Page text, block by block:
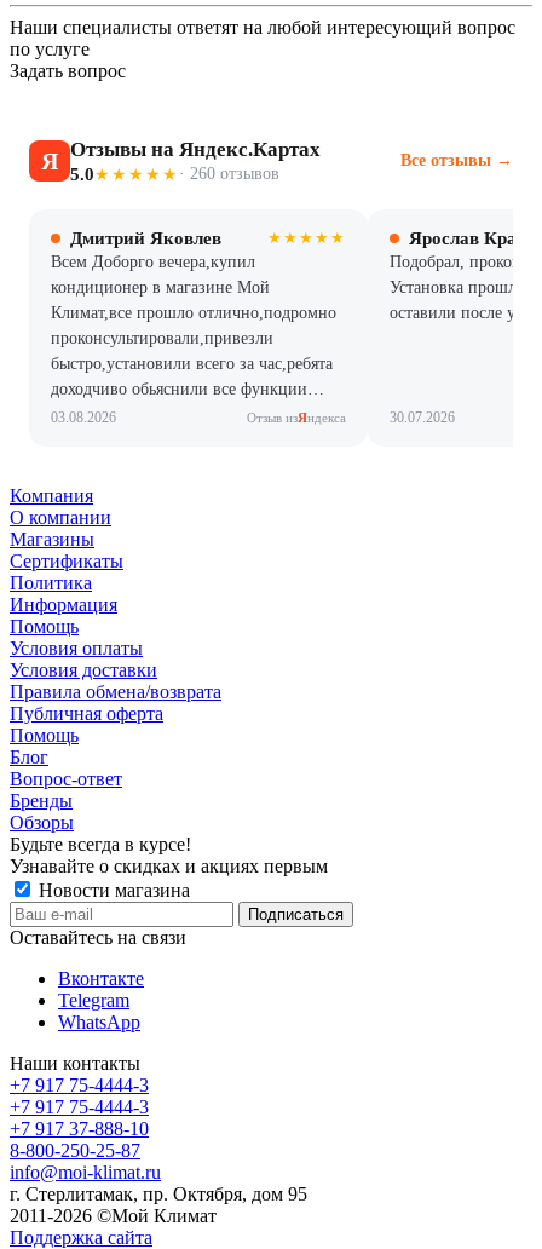
Наши специалисты ответят на любой интересующий вопрос
по услуге
Задать вопрос
Я Отзывы на Яндекс.Картах
5.0★★★★★ · 260 отзывов
Все отзывы →
Дмитрий Яковлев
★★★★★
Всем Доборго вечера,купил
кондиционер в магазине Мой
Климат,все прошло отлично,подромно
проконсультировали,привезли
быстро,установили всего за час,ребята
доходчиво обьяснили все функции
кондера. Я очень рад,всем рекомендую!
03.08.2026 Отзыв изЯндекса
Ярослав
Подобрал,
Установка прошла
оставили после
30.07.2026
Компания
О компании
Магазины
Сертификаты
Политика
Информация
Помощь
Условия оплаты
Условия доставки
Правила обмена/возврата
Публичная оферта
Помощь
Блог
Вопрос-ответ
Бренды
Обзоры
Будьте всегда в курсе!
Узнавайте о скидках и акциях первым
Новости магазина
Оставайтесь на связи
Вконтакте
Telegram
WhatsApp
Наши контакты
+7 917 75-4444-3
+7 917 75-4444-3
+7 917 37-888-10
8-800-250-25-87
info@moi-klimat.ru
г. Стерлитамак, пр. Октября, дом 95
2011-2026 ©Мой Климат
Поддержка сайта